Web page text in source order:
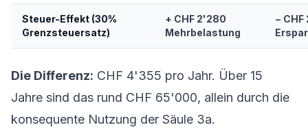
Steuer-Effekt (30%
Grenzsteuersatz)
+ CHF 2'280
Mehrbelastung
−
Die Differenz: CHF 4'355 pro Jahr. Über 15
Jahre sind das rund CHF 65'000, allein durch die
konsequente Nutzung der Säule 3a.